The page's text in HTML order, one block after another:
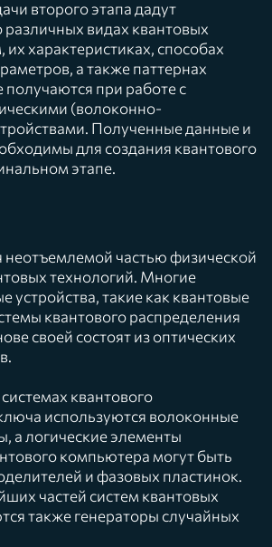
второго этапа дадут
различных видах квантовых
их характеристиках, способах
а также паттернах
при работе с
(волоконно-
Полученные данные и
для создания квантового
этапе.
неотъемлемой частью физической
технологий. Многие
устройства, такие как квантовые
квантового распределения
своей состоят из оптических
квантового
используются волоконные
а логические элементы
компьютера могут быть
и фазовых пластинок.
частей систем квантовых
также генераторы случайных